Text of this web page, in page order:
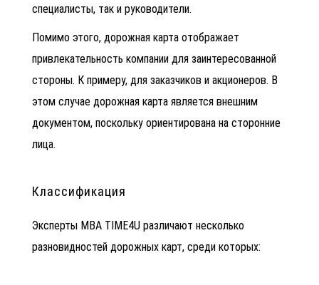
специалисты, так и руководители.
Помимо этого, дорожная карта отображает
привлекательность компании для заинтересованной
стороны. К примеру, для заказчиков и акционеров. В
этом случае дорожная карта является внешним
документом, поскольку ориентирована на сторонние
лица.
Классификация
Эксперты MBA TIME4U различают несколько
разновидностей дорожных карт, среди которых: